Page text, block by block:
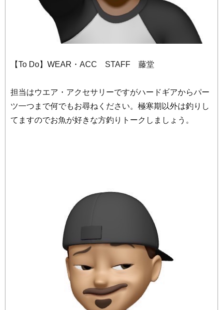
【To Do】WEAR・ACC STAFF 藤堂
担当はウエア・アクセサリーですがハードギアからパー
ツ一つまで何でもお尋ねください。極寒期以外は釣りし
てますのでお魚が好きな方釣りトークしましょう。